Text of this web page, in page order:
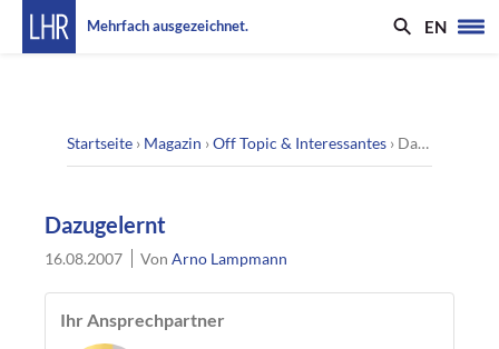
Mehrfach ausgezeichnet. EN
Startseite › Magazin ›Off Topic & Interessantes › Dazugelernt
Dazugelernt
16.08.2007 VonArno Lampmann
Ihr Ansprechpartner